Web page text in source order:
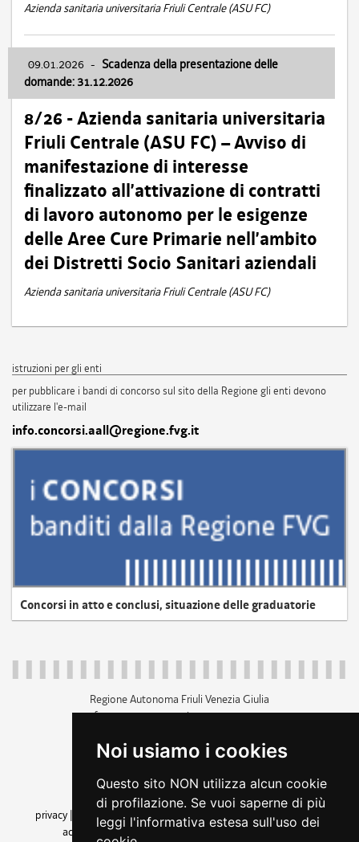
Noi usiamo i cookies
Questo sito NON utilizza alcun cookie
di profilazione. Se vuoi saperne di più
leggi l'informativa estesa sull'uso dei
Azienda sanitaria universitaria Friuli Centrale (ASU FC)
09.01.2026 - Scadenza della presentazione delle
domande: 31.12.2026
8/26 - Azienda sanitaria universitaria
Friuli Centrale (ASU FC) – Avviso di
manifestazione di interesse
finalizzato all’attivazione di contratti
di lavoro autonomo per le esigenze
delle Aree Cure Primarie nell’ambito
dei Distretti Socio Sanitari aziendali
Azienda sanitaria universitaria Friuli Centrale (ASU FC)
istruzioni per gli enti
per pubblicare i bandi di concorso sul sito della Regione gli enti devono
utilizzare l'e-mail
info.concorsi.aall@regione.fvg.it
Concorsi in atto e conclusi, situazione delle graduatorie
Regione Autonoma Friuli Venezia Giulia
c.f. 80014930327; p.iva 00526040324
+39 040 3771111
amministrazione trasparente
privacy
cookie |note legali accessibilità
dichiarazione di
accessibilità| feedback cambio preferenze cookie